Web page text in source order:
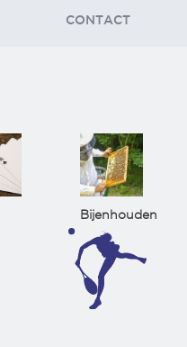
CONTACT
Bijenhouden